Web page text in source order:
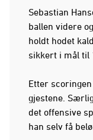
Sebastian
ballen videre
holdt hodet
sikkert i mål til
Etter
gjestene.
det offensive
han selv få